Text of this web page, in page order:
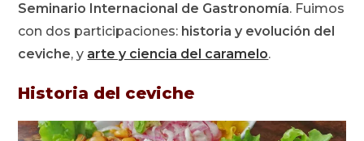
Seminario Internacional de Gastronomía. Fuimos
con dos participaciones: historia y evolución del
ceviche, y arte y ciencia del caramelo.
Historia del ceviche